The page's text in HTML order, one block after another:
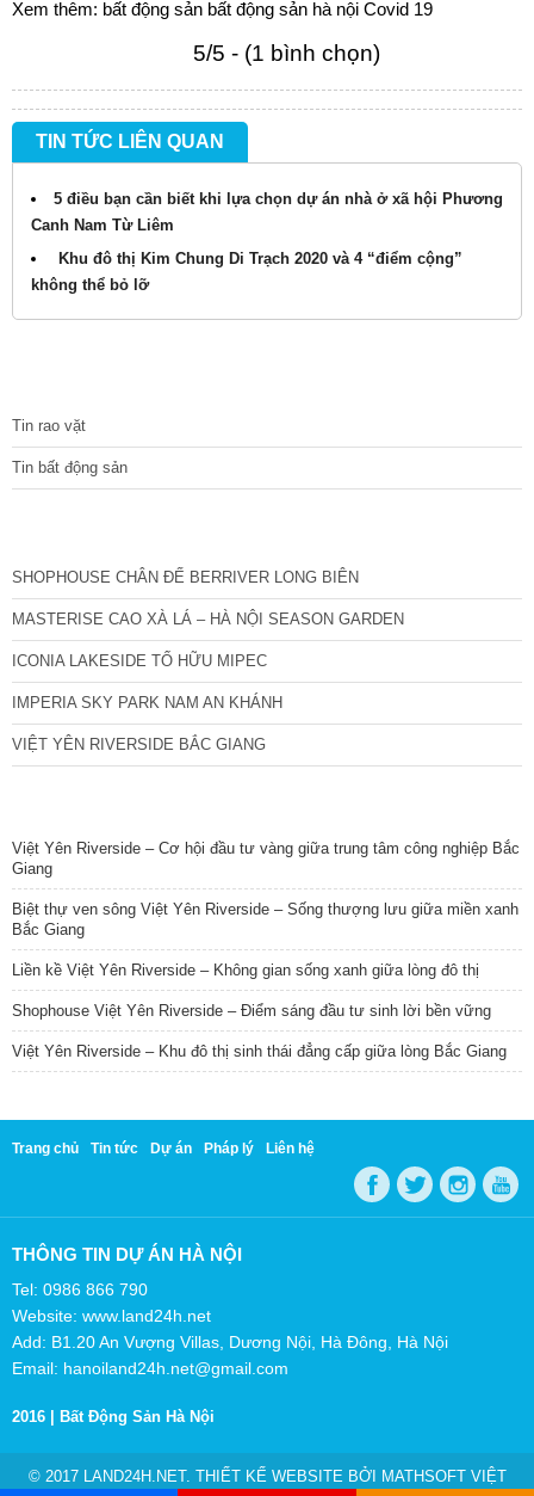
Xem thêm: bất động sản bất động sản hà nội Covid 19
5/5 - (1 bình chọn)
TIN TỨC LIÊN QUAN
5 điều bạn cần biết khi lựa chọn dự án nhà ở xã hội Phương
Canh Nam Từ Liêm
Khu đô thị Kim Chung Di Trạch 2020 và 4 “điểm cộng”
không thể bỏ lỡ
Tin rao vặt
Tin bất động sản
SHOPHOUSE CHÂN ĐẾ BERRIVER LONG BIÊN
MASTERISE CAO XÀ LÁ – HÀ NỘI SEASON GARDEN
ICONIA LAKESIDE TỐ HỮU MIPEC
IMPERIA SKY PARK NAM AN KHÁNH
VIỆT YÊN RIVERSIDE BẮC GIANG
Việt Yên Riverside – Cơ hội đầu tư vàng giữa trung tâm công nghiệp Bắc
Giang
Biệt thự ven sông Việt Yên Riverside – Sống thượng lưu giữa miền xanh
Bắc Giang
Liền kề Việt Yên Riverside – Không gian sống xanh giữa lòng đô thị
Shophouse Việt Yên Riverside – Điểm sáng đầu tư sinh lời bền vững
Việt Yên Riverside – Khu đô thị sinh thái đẳng cấp giữa lòng Bắc Giang
Trang chủ Tin tức Dự án Pháp lý Liên hệ
THÔNG TIN DỰ ÁN HÀ NỘI
Tel: 0986 866 790
Website: www.land24h.net
Add: B1.20 An Vượng Villas, Dương Nội, Hà Đông, Hà Nội
Email: hanoiland24h.net@gmail.com
2016 | Bất Động Sản Hà Nội
© 2017 LAND24H.NET. THIẾT KẾ WEBSITE BỞI
MATHSOFT VIỆT